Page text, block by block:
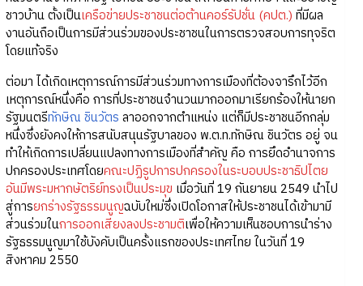
ชาวบ้าน ตั้งเป็นเครือข่ายประชาชนต่อต้านคอร์รัปชั่น (คปต.) ที่มีผล
งานอันถือเป็นการมีส่วนร่วมของประชาชนในการตรวจสอบการทุจริต
โดยแท้จริง
ต่อมา ได้เกิดเหตุการณ์การมีส่วนร่วมทางการเมืองที่ต้องจารึกไว้อีก
เหตุการณ์หนึ่งคือ การที่ประชาชนจำนวนมากออกมาเรียกร้องให้นายก
รัฐมนตรีทักษิณ ชินวัตร ลาออกจากตำแหน่ง แต่ก็มีประชาชนอีกกลุ่ม
หนึ่งซึ่งยังคงให้การสนับสนุนรัฐบาลของ พ.ต.ท.ทักษิณ ชินวัตร อยู่ จน
ทำให้เกิดการเปลี่ยนแปลงทางการเมืองที่สำคัญ คือ การยึดอำนาจการ
ปกครองประเทศโดยคณะปฏิรูปการปกครองในระบอบประชาธิปไตย
อันมีพระมหากษัตริย์ทรงเป็นประมุข เมื่อวันที่ 19 กันยายน 2549 นำไป
สู่การยกร่างรัฐธรรมนูญฉบับใหม่ซึ่งเปิดโอกาสให้ประชาชนได้เข้ามามี
ส่วนร่วมในการออกเสียงลงประชามติเพื่อให้ความเห็นชอบการนำร่าง
รัฐธรรมนูญมาใช้บังคับเป็นครั้งแรกของประเทศไทย ในวันที่ 19
สิงหาคม 2550